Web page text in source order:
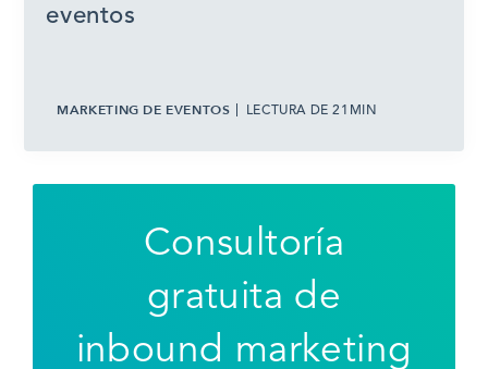
eventos
MARKETING DE EVENTOS LECTURA DE 21MIN
Consultoría
gratuita de
inbound marketing